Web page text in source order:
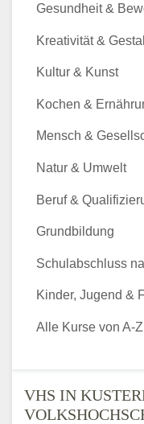
VHS IN
Gesundheit &
Kreativität &
Kultur & Kunst
Kochen &
Mensch &
Natur & Umwelt
Beruf &
Grundbildung
Schulabschluss
Kinder, Jugend &
Alle Kurse von A-Z